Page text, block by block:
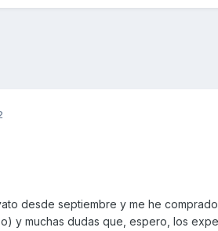
desde septiembre y me he comprado
y muchas dudas que, espero, los